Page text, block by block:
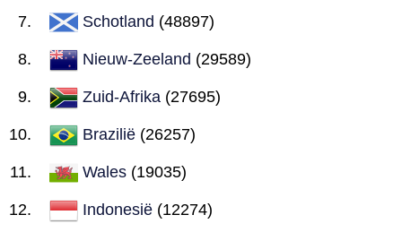
Schotland (48897)
Nieuw-Zeeland (29589)
Zuid-Afrika (27695)
Brazilië (26257)
Wales (19035)
Indonesië (12274)